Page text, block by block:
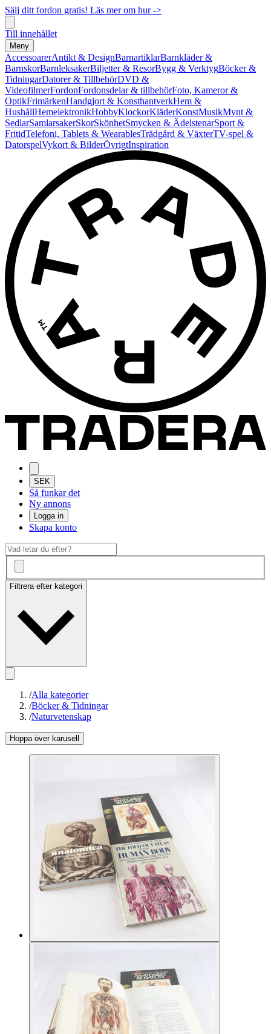
Sälj ditt fordon gratis! Läs mer om hur ->
Till innehållet
Meny
AccessoarerAntikt & DesignBarnartiklarBarnkläder &
BarnskorBarnleksakerBiljetter & ResorBygg & VerktygBöcker &
TidningarDatorer & TillbehörDVD &
VideofilmerFordonFordonsdelar & tillbehörFoto, Kameror &
OptikFrimärkenHandgjort & KonsthantverkHem &
HushållHemelektronikHobbyKlockorKläderKonstMusikMynt &
SedlarSamlarsakerSkorSkönhetSmycken & ÄdelstenarSport &
FritidTelefoni, Tablets & WearablesTrädgård & VäxterTV-spel &
DatorspelVykort & BilderÖvrigtInspiration
SEK
Så funkar det
Ny annons
Logga in
Skapa konto
Filtrera efter kategori
/Alla kategorier
/Böcker & Tidningar
/Naturvetenskap
Hoppa över karusell